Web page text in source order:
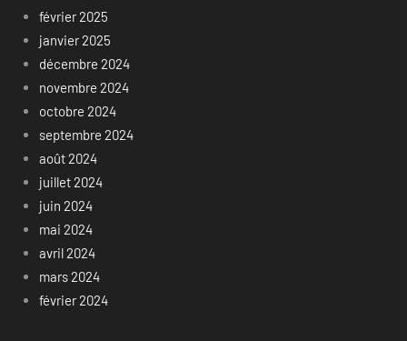
février 2025
janvier 2025
décembre 2024
novembre 2024
octobre 2024
septembre 2024
août 2024
juillet 2024
juin 2024
mai 2024
avril 2024
mars 2024
février 2024